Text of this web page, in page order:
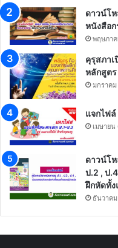
ดาวน์โ
หนังสือก
พฤษภา
คุรุสภา
หลักสูตร
มกราคม
แจกไฟ
เมษาย
ดาวน์โ
ป.2 , ป
ฝึกหัดทั้
ธันวาค